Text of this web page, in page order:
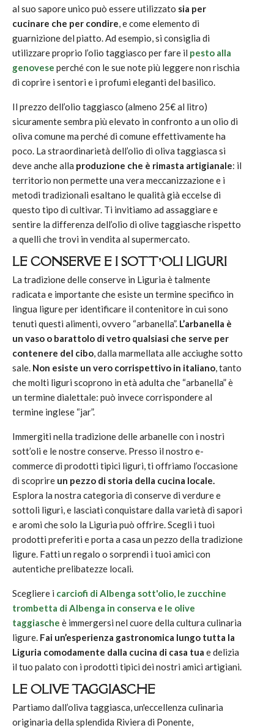
al suo sapore unico può essere utilizzato sia per
cucinare che per condire, e come elemento di
guarnizione del piatto. Ad esempio, si consiglia di
utilizzare proprio l’olio taggiasco per fare il pesto alla
genovese perché con le sue note più leggere non rischia
di coprire i sentori e i profumi eleganti del basilico.
Il prezzo dell’olio taggiasco (almeno 25€ al litro)
sicuramente sembra più elevato in confronto a un olio di
oliva comune ma perché di comune effettivamente ha
poco. La straordinarietà dell’olio di oliva taggiasca si
deve anche alla produzione che è rimasta artigianale: il
territorio non permette una vera meccanizzazione e i
metodi tradizionali esaltano le qualità già eccelse di
questo tipo di cultivar. Ti invitiamo ad assaggiare e
sentire la differenza dell’olio di olive taggiasche rispetto
a quelli che trovi in vendita al supermercato.
LE CONSERVE E I SOTT’OLI LIGURI
La tradizione delle conserve in Liguria è talmente
radicata e importante che esiste un termine specifico in
lingua ligure per identificare il contenitore in cui sono
tenuti questi alimenti, ovvero “arbanella”. L’arbanella è
un vaso o barattolo di vetro qualsiasi che serve per
contenere del cibo, dalla marmellata alle acciughe sotto
sale. Non esiste un vero corrispettivo in italiano, tanto
che molti liguri scoprono in età adulta che “arbanella” è
un termine dialettale: può invece corrispondere al
termine inglese “jar”.
Immergiti nella tradizione delle arbanelle con i nostri
sott’oli e le nostre conserve. Presso il nostro e-
commerce di prodotti tipici liguri, ti offriamo l’occasione
di scoprire un pezzo di storia della cucina locale.
Esplora la nostra categoria di conserve di verdure e
sottoli liguri, e lasciati conquistare dalla varietà di sapori
e aromi che solo la Liguria può offrire. Scegli i tuoi
prodotti preferiti e porta a casa un pezzo della tradizione
ligure. Fatti un regalo o sorprendi i tuoi amici con
autentiche prelibatezze locali.
Scegliere i carciofi di Albenga sott'olio, le zucchine
trombetta di Albenga in conserva e le olive
taggiasche è immergersi nel cuore della cultura culinaria
ligure. Fai un’esperienza gastronomica lungo tutta la
Liguria comodamente dalla cucina di casa tua e delizia
il tuo palato con i prodotti tipici dei nostri amici artigiani.
LE OLIVE TAGGIASCHE
Partiamo dall’oliva taggiasca, un'eccellenza culinaria
originaria della splendida Riviera di Ponente,